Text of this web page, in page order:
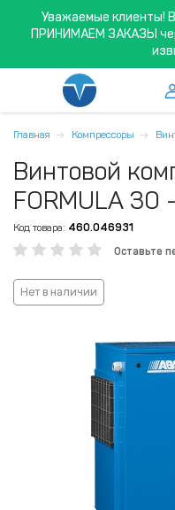
Уважаемые клиенты!
ПРИНИМАЕМ ЗАКАЗЫ
Главная Компрессоры
Винтовой
FORMULA 30
Код товара: 460.046931
Оставьте
Нет в наличии